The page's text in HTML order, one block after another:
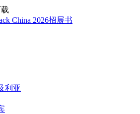
China 2026招展书
利亚